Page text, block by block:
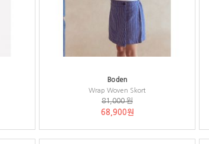
Boden
Wrap Woven Skort
81,000 원
68,900원